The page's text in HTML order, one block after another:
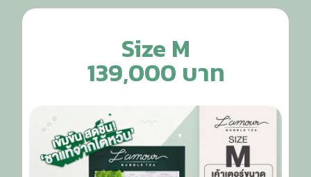
Size M
139,000 บาท